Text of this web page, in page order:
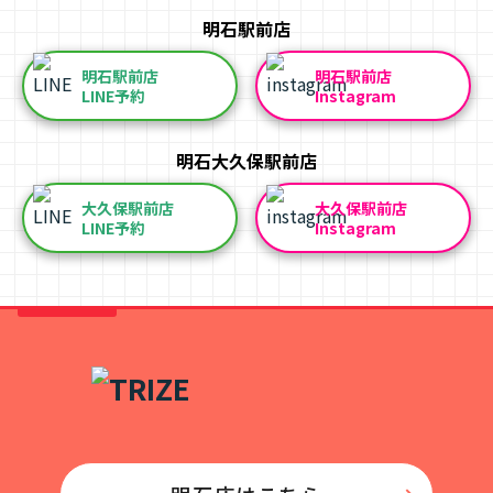
明石駅前店
明石駅前店
LINE予約
明石駅前店
Instagram
明石大久保駅前店
大久保駅前店
LINE予約
大久保駅前店
Instagram